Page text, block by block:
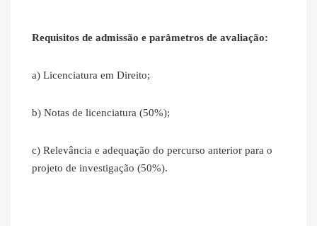
Requisitos de admissão e parâmetros de avaliação:
a) Licenciatura em Direito;
b) Notas de licenciatura (50%);
c) Relevância e adequação do percurso anterior para o
projeto de investigação (50%).